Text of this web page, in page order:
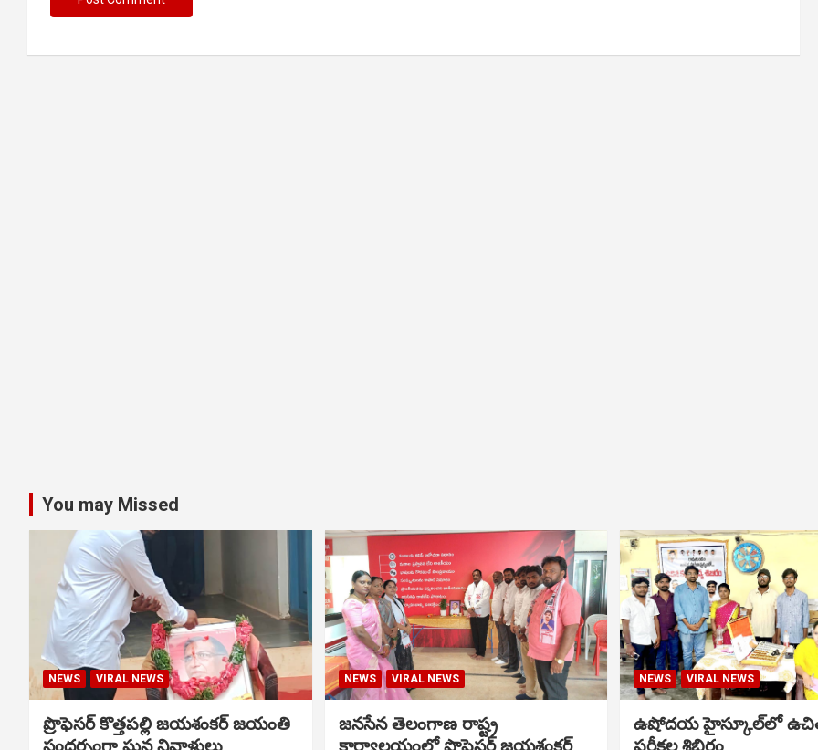
You may Missed
NEWS VIRAL NEWS
ప్రొఫెసర్ కొత్తపల్లి జయశంకర్ జయంతి
సందర్భంగా ఘన నివాళులు
NEWS VIRAL NEWS
జనసేన తెలంగాణ రాష్ట్ర
కార్యాలయంలో ప్రొఫెసర్ జయశంకర్
NEWS VIRAL NEWS
ఉషోదయ హైస్కూల్‌లో
పరీక్షల శిబిరం